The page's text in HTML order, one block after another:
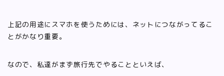
上記の用途にスマホを使うためには、ネットにつながってるこ
とがかなり重要。
なので、私達がまず旅行先でやることといえば、